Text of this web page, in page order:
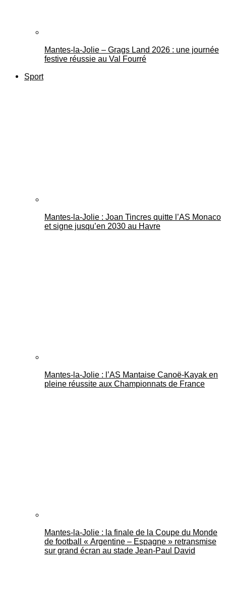
Mantes-la-Jolie – Grags Land 2026 : une journée
festive réussie au Val Fourré
Sport
Mantes-la-Jolie : Joan Tincres quitte l’AS Monaco
et signe jusqu’en 2030 au Havre
Mantes-la-Jolie : l’AS Mantaise Canoë‑Kayak en
pleine réussite aux Championnats de France
Mantes-la-Jolie : la finale de la Coupe du Monde
de football « Argentine – Espagne » retransmise
sur grand écran au stade Jean-Paul David